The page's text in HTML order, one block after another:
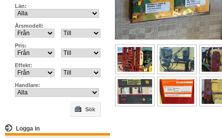
Län:
Årsmodell:
Pris:
Effekt:
Handlare:
Sök
Logga in